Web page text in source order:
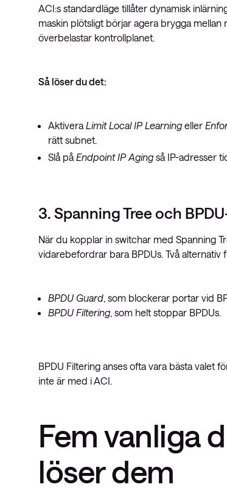
ACI:s standardläge tillåter dynamisk
maskin plötsligt börjar agera brygga mellan
överbelastar kontrollplanet.
Så löser du det:
Aktivera Limit Local IP Learning eller
rätt subnet.
Slå på Endpoint IP Aging så IP-adresser
3. Spanning Tree och
När du kopplar in switchar med Spanning
vidarebefordrar bara BPDUs. Två alternativ
BPDU Guard , som blockerar portar vid
BPDU Filtering , som helt stoppar BPDUs.
BPDU Filtering anses ofta vara bästa valet
inte är med i ACI.
Fem vanliga
löser dem